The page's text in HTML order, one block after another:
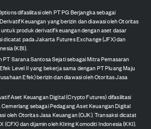
difasilitasi oleh PT PG Berjangka sebagai
Keuangan yang berizin dan diawasi oleh Otoritas
produk derivatif keuangan dengan aset dasar
dicatat pada Jakarta Futures Exchange (JFX) dan
(KBI).
PT Sarana Santosa Sejati sebagai Mitra Pemasaran
Level II yang bekerja sama dengan PT Pluang Maju
Efek) berizin dan diawasi oleh Otoritas Jasa
Aset Keuangan Digital (Crypto Futures) difasilitasi
sebagai Pedagang Aset Keuangan Digital
oleh Otoritas Jasa Keuangan (OJK). Transaksi dicatat
(CFX) dan dijamin oleh Kliring Komoditi Indonesia (KKI).